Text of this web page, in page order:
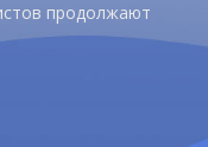
продолжают